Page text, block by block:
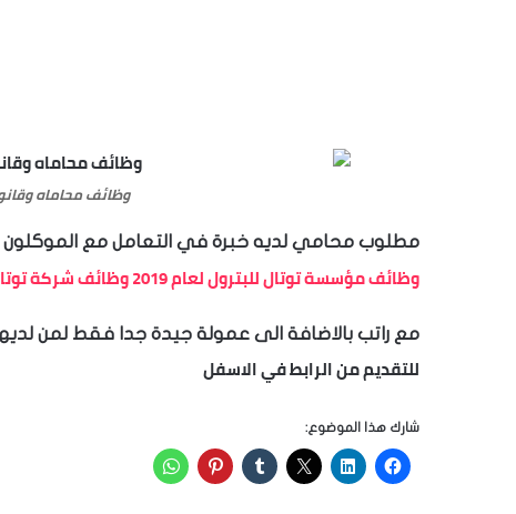
وظائف محاماه
مطلوب محامي لديه خبرة في التعامل مع الموكلون
وظائف مؤسسة توتال للبترول لعام 2019 وظائف شركة توتال مصر للبترول Total Egypt
مع راتب بالاضافة الى عمولة جيدة جدا فقط لمن
للتقديم من الرابط في الاسفل
شارك هذا الموضوع: